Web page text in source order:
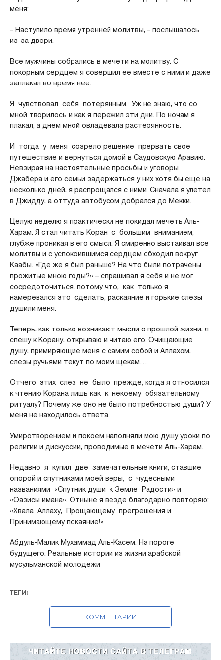
меня:
– Наступило время утренней молитвы, – послышалось
из-за двери.
Все мужчины собрались в мечети на молитву. С
покорным сердцем я совершил ее вместе с ними и даже
заплакал во время нее.
Я чувствовал себя потерянным. Уж не знаю, что со
мной творилось и как я пережил эти дни. По ночам я
плакал, а днем мной овладевала растерянность.
И тогда у меня созрело решение прервать свое
путешествие и вернуться домой в Саудовскую Аравию.
Невзирая на настоятельные просьбы и уговоры
Джабера и его семьи задержаться у них хотя бы еще на
несколько дней, я распрощался с ними. Сначала я улетел
в Джидду, а оттуда автобусом добрался до Мекки.
Целую неделю я практически не покидал мечеть Аль-
Харам. Я стал читать Коран с большим вниманием,
глубже проникая в его смысл. Я смиренно выстаивал все
молитвы и с успокоившимся сердцем обходил вокруг
Каабы. «Где же я был раньше? На что были потрачены
прожитые мною годы?» – спрашивал я себя и не мог
сосредоточиться, потому что, как только я
намеревался это сделать, раскаяние и горькие слезы
душили меня.
Теперь, как только возникают мысли о прошлой жизни, я
спешу к Корану, открываю и читаю его. Очищающие
душу, примиряющие меня с самим собой и Аллахом,
слезы ручьями текут по моим щекам…
Отчего этих слез не было прежде, когда я относился
к чтению Корана лишь как к некоему обязательному
ритуалу? Почему же оно не было потребностью души? У
меня не находилось ответа.
Умиротворением и покоем наполняли мою душу уроки по
религии и дискуссии, проводимые в мечети Аль-Харам.
Недавно я купил две замечательные книги, ставшие
опорой и спутниками моей веры, с чудесными
названиями «Спутник души к Земле Радости» и
«Оазисы имана». Отныне я везде благодарно повторяю:
«Хвала Аллаху, Прощающему прегрешения и
Принимающему покаяние!»
Абдуль-Малик Мухаммад Аль-Касем. На пороге
будущего. Реальные истории из жизни арабской
мусульманской молодежи
ТЕГИ:
КОММЕНТАРИИ